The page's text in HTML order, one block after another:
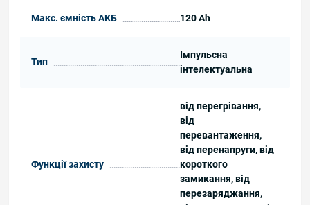
Макс. ємність АКБ 120 Ah
Тип
Імпульсна
інтелектуальна
Функції захисту
від перегрівання,
від
перевантаження,
від перенапруги, від
короткого
замикання, від
перезаряджання,